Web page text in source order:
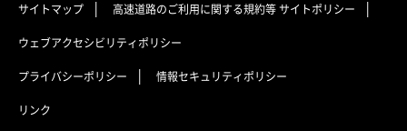
サイトマップ 高速道路のご利用に関する規約等サイトポリシー
ウェブアクセシビリティポリシー
プライバシーポリシー 情報セキュリティポリシー
リンク